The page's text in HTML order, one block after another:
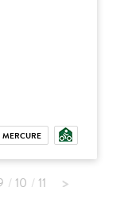
MERCURE
10 11